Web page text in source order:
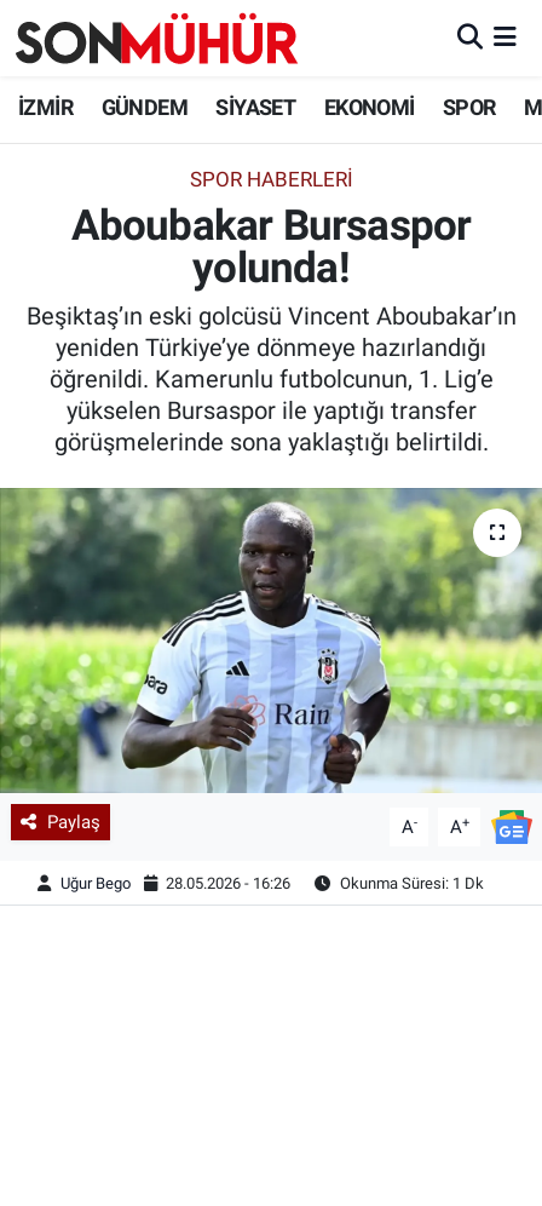
İZMİR GÜNDEM SİYASET EKONOMİ SPOR
SPOR HABERLERI
Aboubakar Bursaspor
yolunda!
Beşiktaş’ın eski golcüsü Vincent Aboubakar’ın
yeniden Türkiye’ye dönmeye hazırlandığı
öğrenildi. Kamerunlu futbolcunun, 1. Lig’e
yükselen Bursaspor ile yaptığı transfer
görüşmelerinde sona yaklaştığı belirtildi.
Paylaş A- A+
Uğur Bego 28.05.2026 - 16:26 Okunma Süresi: 1 Dk
İzmir Nöbetçi Eczaneler
İzmir Namaz Vakitleri
İzmir Trafik Yoğunluk Haritası
Süper Lig Puan Durumu ve Fikstür
Tüm Manşetler
Son Dakika Haberleri
Haber Arşivi